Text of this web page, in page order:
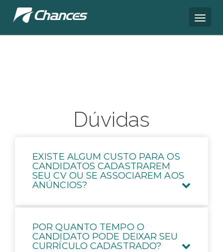
Dúvidas
EXISTE ALGUM CUSTO PARA OS
CANDIDATOS CADASTRAREM
SEU CV OU SE ASSOCIAREM AOS
ANÚNCIOS?
POR QUANTO TEMPO O
CANDIDATO PODE DEIXAR SEU
CURRÍCULO CADASTRADO?